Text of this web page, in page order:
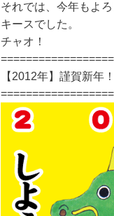
それでは、今年もよろ
キースでした。
チャオ！
【2012年】謹賀新年！